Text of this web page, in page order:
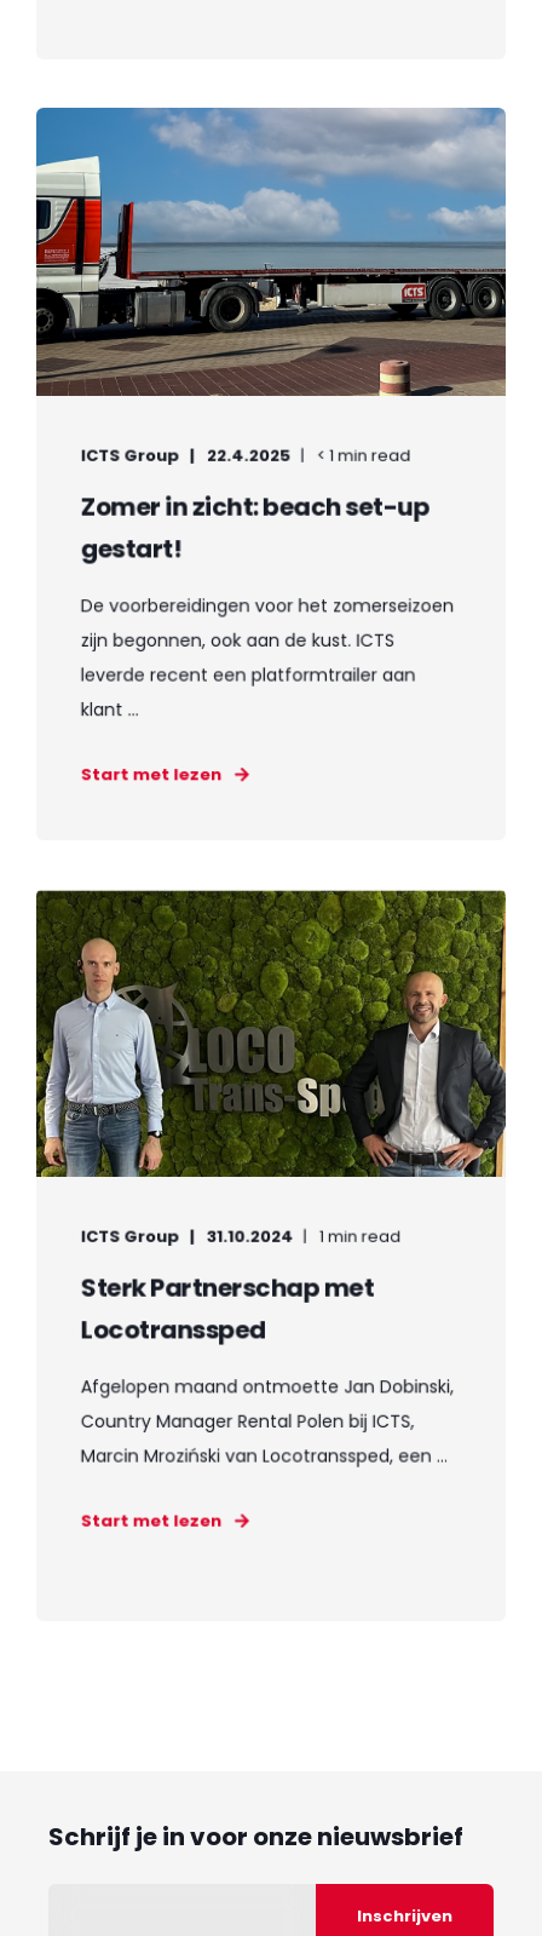
ICTS Group 22.4.2025 < 1 min read
Zomer in zicht: beach set-up
gestart!
De voorbereidingen voor het zomerseizoen
zijn begonnen, ook aan de kust. ICTS
leverde recent een platformtrailer aan
klant ...
Start met lezen
ICTS Group 31.10.2024 1 min read
Sterk Partnerschap met
Locotranssped
Afgelopen maand ontmoette Jan Dobinski,
Country Manager Rental Polen bij ICTS,
Marcin Mroziński van Locotranssped, een ...
Start met lezen
Schrijf je in voor onze nieuwsbrief